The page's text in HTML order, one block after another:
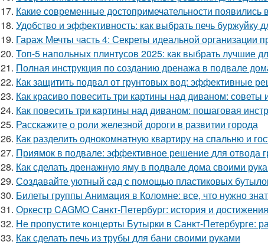
17. Какие современные достопримечательности появились
18. Удобство и эффективность: как выбрать печь буржуйку
19. Гараж Мечты часть 4: Секреты идеальной организации
20. Топ-5 напольных плинтусов 2025: как выбрать лучшие
21. Полная инструкция по созданию дренажа в подвале
22. Как защитить подвал от грунтовых вод: эффективные
23. Как красиво повесить три картины над диваном: советы
24. Как повесить три картины над диваном: пошаговая
25. Расскажите о роли железной дороги в развитии города
26. Как разделить однокомнатную квартиру на спальню и
27. Приямок в подвале: эффективное решение для отвода
28. Как сделать дренажную яму в подвале дома своими
29. Создавайте уютный сад с помощью пластиковых
30. Билеты группы Анимация в Коломне: все, что нужно
31. Оркестр CAGMO Санкт-Петербург: история и достижения
32. Не пропустите концерты Бутырки в Санкт-Петербурге:
33. Как сделать печь из трубы для бани своими руками